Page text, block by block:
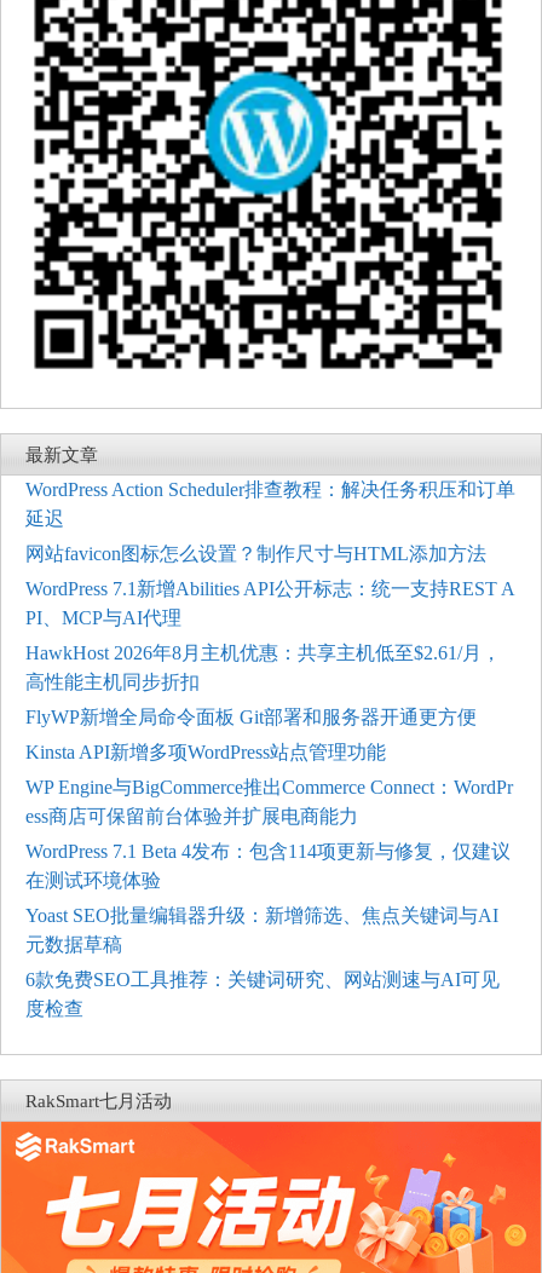
最新文章
WordPress Action Scheduler排查教程：解决任务积压和订单
延迟
网站favicon图标怎么设置？制作尺寸与HTML添加方法
WordPress 7.1新增Abilities API公开标志：统一支持REST A
PI、MCP与AI代理
HawkHost 2026年8月主机优惠：共享主机低至$2.61/月，
高性能主机同步折扣
FlyWP新增全局命令面板 Git部署和服务器开通更方便
Kinsta API新增多项WordPress站点管理功能
WP Engine与BigCommerce推出Commerce Connect：WordPr
ess商店可保留前台体验并扩展电商能力
WordPress 7.1 Beta 4发布：包含114项更新与修复，仅建议
在测试环境体验
Yoast SEO批量编辑器升级：新增筛选、焦点关键词与AI
元数据草稿
6款免费SEO工具推荐：关键词研究、网站测速与AI可见
度检查
RakSmart七月活动